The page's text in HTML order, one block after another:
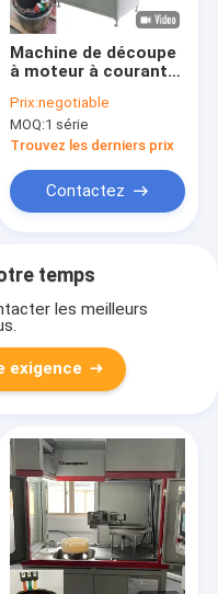
Machine de découpe
à moteur à courant
à stator de 370 mm
Prix:negotiable
MOQ:1 série
Trouvez les derniers prix
Contactez
temps
les meilleurs
exigence